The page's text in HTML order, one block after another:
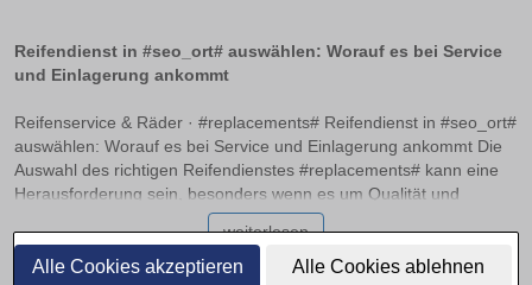
Alle Cookies akzeptieren Alle Cookies ablehnen
Reifendienst in #seo_ort# auswählen: Worauf es bei Service
und Einlagerung ankommt
Reifenservice & Räder · #replacements# Reifendienst in #seo_ort#
auswählen: Worauf es bei Service und Einlagerung ankommt Die
Auswahl des richtigen Reifendienstes #replacements# kann eine
Herausforderung sein, besonders wenn es um Qualität und
Zuverlässigkeit geht. Ein professioneller Service sollte nicht nur
beim Auswuchten und Montieren der Reifen Expertise bieten,
sondern auch optimale Bedingungen zur Einlagerung bereitstellen.
weiterlesen